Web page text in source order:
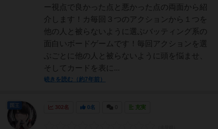
ー視点で良かった点と悪かった点の両面から紹
介します！カ毎回３つのアクションから１つを
他の人と被らないように選ぶバッティング系の
面白いボードゲームです！毎回アクションを選
ぶごとに他の人と被らないように頭を悩ませ、
そしてカードを表に...
続きを読む（約7年前）
302名 0名 充実